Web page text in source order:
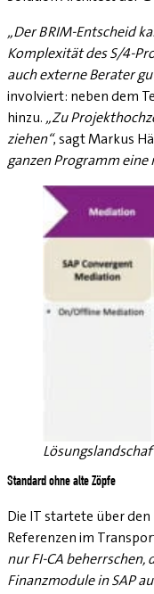
„Der BRIM-Entscheid
Komplexität des S/4-
auch externe Berater
involviert: neben dem
hinzu. „Zu
ziehen“, sagt Markus
ganzen Programm
Standard ohne alte Zöpfe
Die IT startete über
Referenzen im
nur FI-CA
Finanzmodule in SAP